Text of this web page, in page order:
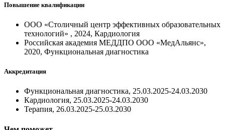
Повышение квалификации
ООО «Столичный центр эффективных образовательных
технологий» , 2024, Кардиология
Российская академия МЕДДПО ООО «МедАльянс»,
2020, Функциональная диагностика
Аккредитация
Функциональная диагностика, 25.03.2025-24.03.2030
Кардиология, 25.03.2025-24.03.2030
Терапия, 26.03.2025-25.03.2030